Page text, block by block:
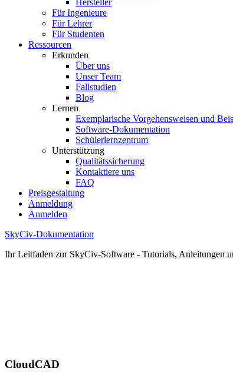
Hersteller
Für Ingenieure
Für Lehrer
Für Studenten
Ressourcen
Erkunden
Über uns
Unser Team
Fallstudien
Blog
Lernen
Exemplarische Vorgehensweisen und
Software-Dokumentation
Schülerlernzentrum
Unterstützung
Qualitätssicherung
Kontaktiere uns
FAQ
Preisgestaltung
Anmeldung
Anmelden
SkyCiv-Dokumentation
Ihr Leitfaden zur SkyCiv-Software - Tutorials, Anleitungen
CloudCAD